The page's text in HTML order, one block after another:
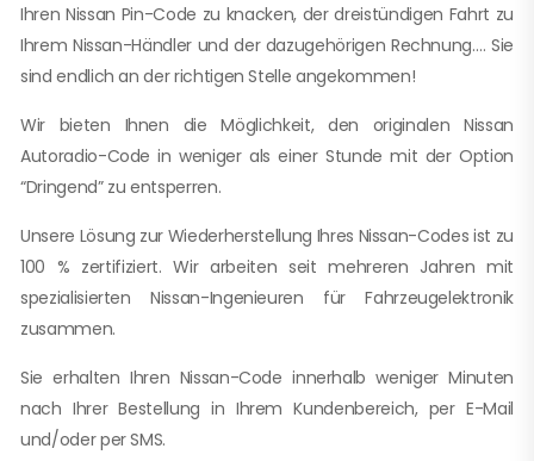
Ihren Nissan Pin-Code zu knacken, der dreistündigen Fahrt zu
Ihrem Nissan-Händler und der dazugehörigen Rechnung…. Sie
sind endlich an der richtigen Stelle angekommen!
Wir bieten Ihnen die Möglichkeit, den originalen Nissan
Autoradio-Code in weniger als einer Stunde mit der Option
“Dringend” zu entsperren.
Unsere Lösung zur Wiederherstellung Ihres Nissan-Codes ist zu
100 % zertifiziert. Wir arbeiten seit mehreren Jahren mit
spezialisierten Nissan-Ingenieuren für Fahrzeugelektronik
zusammen.
Sie erhalten Ihren Nissan-Code innerhalb weniger Minuten
nach Ihrer Bestellung in Ihrem Kundenbereich, per E-Mail
und/oder per SMS.